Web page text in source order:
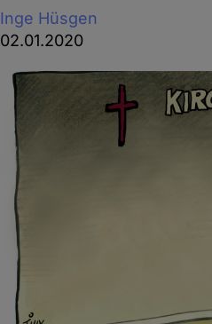
Inge Hüsgen
02.01.2020